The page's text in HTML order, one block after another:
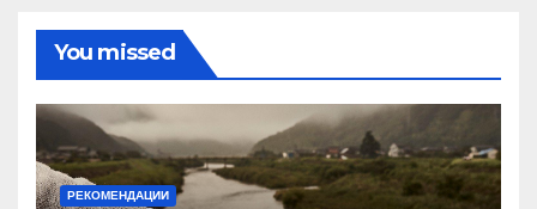
You missed
РЕКОМЕНДАЦИИ